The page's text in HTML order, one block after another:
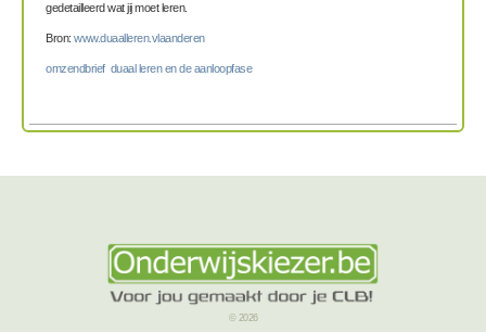
gedetailleerd wat jij moet leren.
Bron: www.duaalleren.vlaanderen
omzendbrief duaal leren en de aanloopfase
© 2026